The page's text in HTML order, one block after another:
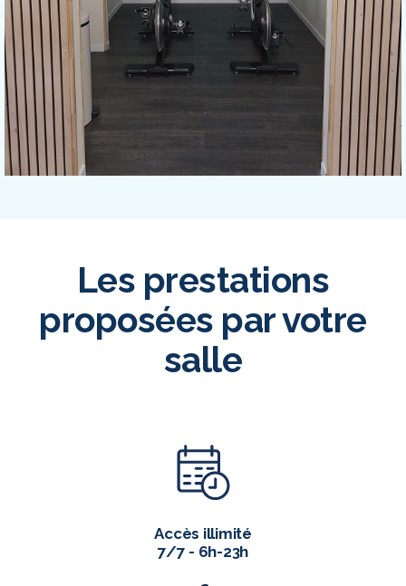
Les prestations
proposées par votre
salle
Accès illimité
7/7 - 6h-23h